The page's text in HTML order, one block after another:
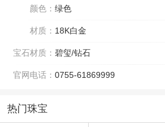
颜色： 绿色
材质： 18K白金
宝石材质： 碧玺/钻石
官网电话： 0755-61869999
热门珠宝